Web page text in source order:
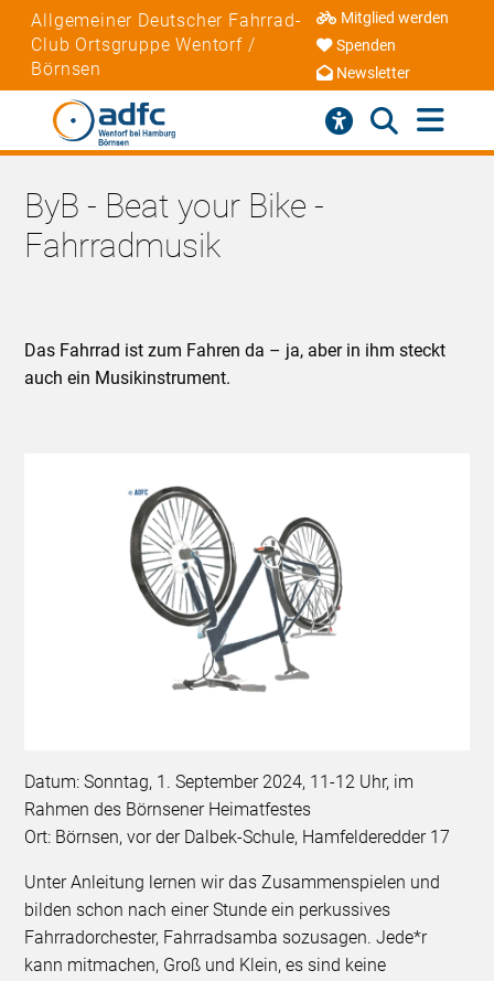
Allgemeiner Deutscher Fahrrad-
Club Ortsgruppe Wentorf /
Börnsen
Mitglied werden
Spenden
Newsletter
ByB - Beat your Bike -
Fahrradmusik
Das Fahrrad ist zum Fahren da – ja, aber in ihm steckt
auch ein Musikinstrument.
Datum: Sonntag, 1. September 2024, 11-12 Uhr, im
Rahmen des Börnsener Heimatfestes
Ort: Börnsen, vor der Dalbek-Schule, Hamfelderedder 17
Unter Anleitung lernen wir das Zusammenspielen und
bilden schon nach einer Stunde ein perkussives
Fahrradorchester, Fahrradsamba sozusagen. Jede*r
kann mitmachen, Groß und Klein, es sind keine